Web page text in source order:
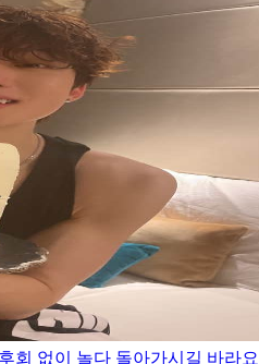
회 없이 놀다 돌아가시길 바라요